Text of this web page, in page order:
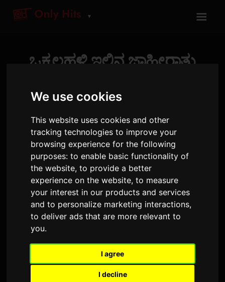
We use cookies
This website uses cookies and other
tracking technologies to improve your
browsing experience for the following
purposes:to enable basic functionality of
the website,to provide a better
experience on the website,to measure
your interest in our products and services
and to personalize marketing interactions,
to deliver ads that are more relevant to
you.
I agree
I decline
▼ ☰
ಒಕ್ಕಲಹಳ್ಳಿ ಇಲ್ಲಿನ ಜಾಹೀರಾತು
ತಲುಪಿರಿ
ನಮ್ಮೊಂದಿಗೆ ಜಾಹೀರಾತು ಏಕೆ?
ಜಾಗತಿಕ ವ್ಯಾಪ್ತಿ
ನೀವು ಹಲವು ವಿಶೇಷವಾದ ರೈಡಿಯೋ
ಸ್ಟೇಷನ್‌ಗಳ ಮೂಲಕ ಸಾವಿರಾರು ವರ್ಷದ